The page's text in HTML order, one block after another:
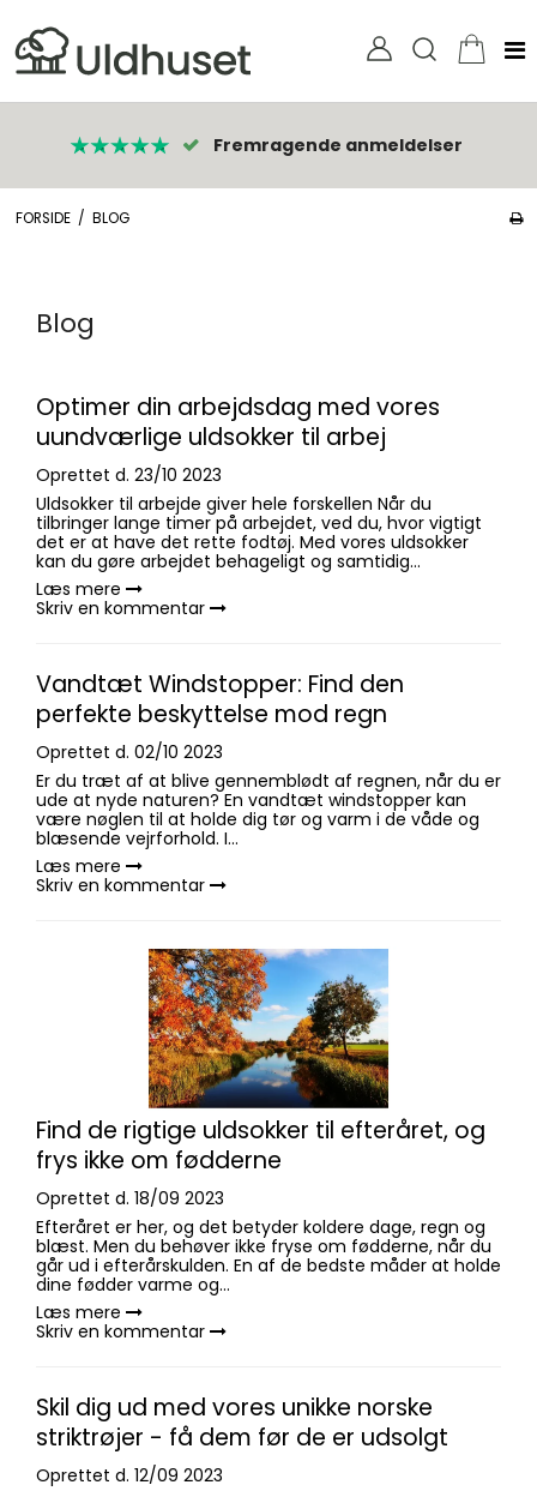
Fremragende anmeldelser
FORSIDE / BLOG
Blog
Optimer din arbejdsdag med vores
uundværlige uldsokker til arbej
Oprettet d. 23/10 2023
Uldsokker til arbejde giver hele forskellen Når du
tilbringer lange timer på arbejdet, ved du, hvor vigtigt
det er at have det rette fodtøj. Med vores uldsokker
kan du gøre arbejdet behageligt og samtidig...
Læs mere
Skriv en kommentar
Vandtæt Windstopper: Find den
perfekte beskyttelse mod regn
Oprettet d. 02/10 2023
Er du træt af at blive gennemblødt af regnen, når du er
ude at nyde naturen? En vandtæt windstopper kan
være nøglen til at holde dig tør og varm i de våde og
blæsende vejrforhold. I...
Læs mere
Skriv en kommentar
Find de rigtige uldsokker til efteråret, og
frys ikke om fødderne
Oprettet d. 18/09 2023
Efteråret er her, og det betyder koldere dage, regn og
blæst. Men du behøver ikke fryse om fødderne, når du
går ud i efterårskulden. En af de bedste måder at holde
dine fødder varme og...
Læs mere
Skriv en kommentar
Skil dig ud med vores unikke norske
striktrøjer - få dem før de er udsolgt
Oprettet d. 12/09 2023